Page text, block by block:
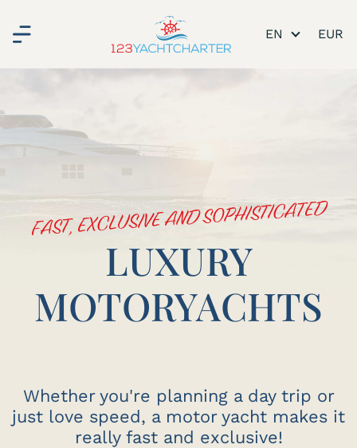
EN
FAST, EXCLUSIVE AND SOPHISTICATED
LUXURY
MOTORYACHTS
Whether you're planning a day trip or
just love speed, a motor yacht makes it
really fast and exclusive!